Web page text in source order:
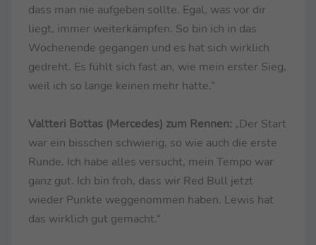
dass man nie aufgeben sollte. Egal, was vor dir
liegt, immer weiterkämpfen. So bin ich in das
Wochenende gegangen und es hat sich wirklich
gedreht. Es fühlt sich fast an, wie mein erster Sieg,
weil ich so lange keinen mehr hatte.“
Valtteri Bottas (Mercedes) zum Rennen: „Der Start
war ein bisschen schwierig, so wie auch die erste
Runde. Ich habe alles versucht, mein Tempo war
ganz gut. Ich bin froh, dass wir Red Bull jetzt
wieder Punkte weggenommen haben. Lewis hat
das wirklich gut gemacht.“